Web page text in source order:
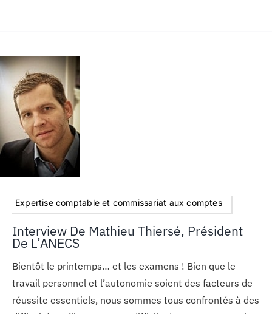
Expertise comptable et commissariat aux comptes
Interview De Mathieu Thiersé, Président
De L’ANECS
Bientôt le printemps… et les examens ! Bien que le
travail personnel et l’autonomie soient des facteurs de
réussite essentiels, nous sommes tous confrontés à des